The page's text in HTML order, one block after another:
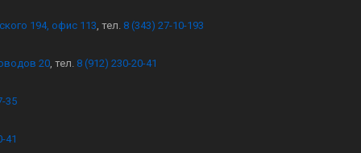
194, офис 113, тел. 8 (343) 27-10-193
20, тел. 8 (912) 230-20-41
35
41